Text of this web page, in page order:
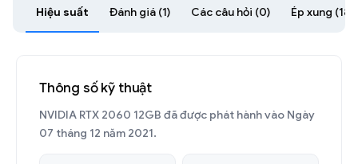
Hiệu suất Đánh giá (1) Các câu hỏi (0) Ép xung (18)
Thông số kỹ thuật
NVIDIA RTX 2060 12GB đã được phát hành vào Ngày
07 tháng 12 năm 2021.